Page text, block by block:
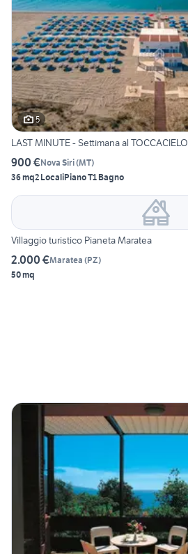
5
LAST MINUTE - Settimana al TOCCACIELO
900 €Nova Siri(MT)
36 mq2 LocaliPiano T1 Bagno
Villaggio turistico Pianeta Maratea
2.000 €Maratea (PZ)
50 mq